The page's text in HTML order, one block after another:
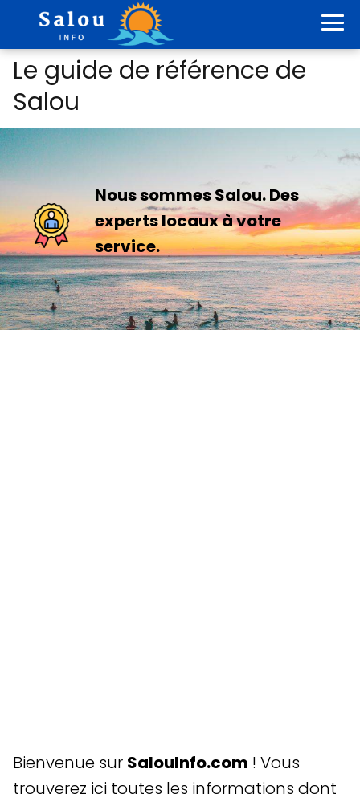
Le guide de référence de
Salou
Nous sommes Salou. Des
experts locaux à votre
service.
Bienvenue sur SalouInfo.com ! Vous
trouverez ici toutes les informations dont